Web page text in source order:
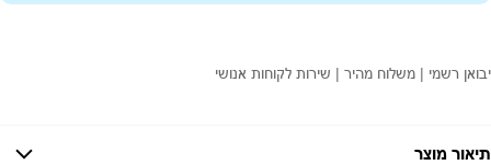
יבואן רשמי | משלוח מהיר | שירות לקוחות אנושי
תיאור מוצר